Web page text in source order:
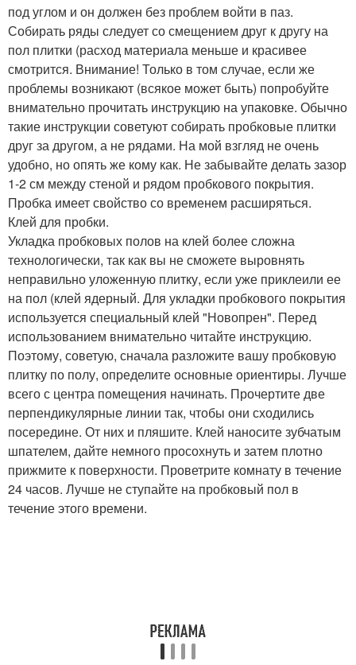
под углом и он должен без проблем войти в паз.
Собирать ряды следует со смещением друг к другу на
пол плитки (расход материала меньше и красивее
смотрится. Внимание! Только в том случае, если же
проблемы возникают (всякое может быть) попробуйте
внимательно прочитать инструкцию на упаковке. Обычно
такие инструкции советуют собирать пробковые плитки
друг за другом, а не рядами. На мой взгляд не очень
удобно, но опять же кому как. Не забывайте делать зазор
1-2 см между стеной и рядом пробкового покрытия.
Пробка имеет свойство со временем расширяться.
Клей для пробки.
Укладка пробковых полов на клей более сложна
технологически, так как вы не сможете выровнять
неправильно уложенную плитку, если уже приклеили ее
на пол (клей ядерный. Для укладки пробкового покрытия
используется специальный клей "Новопрен". Перед
использованием внимательно читайте инструкцию.
Поэтому, советую, сначала разложите вашу пробковую
плитку по полу, определите основные ориентиры. Лучше
всего с центра помещения начинать. Прочертите две
перпендикулярные линии так, чтобы они сходились
посередине. От них и пляшите. Клей наносите зубчатым
шпателем, дайте немного просохнуть и затем плотно
прижмите к поверхности. Проветрите комнату в течение
24 часов. Лучше не ступайте на пробковый пол в
течение этого времени.